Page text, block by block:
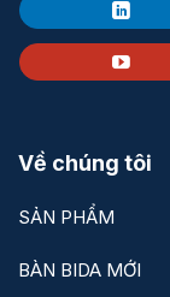
Về chúng tôi
SẢN PHẨM
BÀN BIDA MỚI